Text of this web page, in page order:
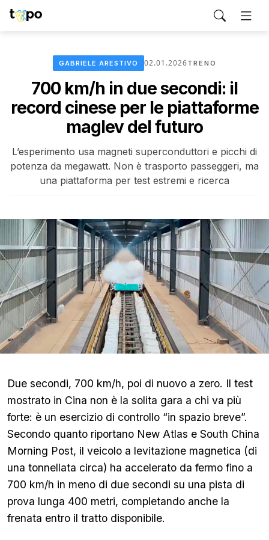
GABRIELE ARESTIVO 02.01.2026TRENO
700 km/h in due secondi: il
record cinese per le piattaforme
maglev del futuro
L’esperimento usa magneti superconduttori e picchi di
potenza da megawatt. Non è trasporto passeggeri, ma
una piattaforma per test estremi e ricerca
Due secondi, 700 km/h, poi di nuovo a zero. Il test
mostrato in Cina non è la solita gara a chi va più
forte: è un esercizio di controllo “in spazio breve”.
Secondo quanto riportano New Atlas e South China
Morning Post, il veicolo a levitazione magnetica (di
una tonnellata circa) ha accelerato da fermo fino a
700 km/h in meno di due secondi su una pista di
prova lunga 400 metri, completando anche la
frenata entro il tratto disponibile.